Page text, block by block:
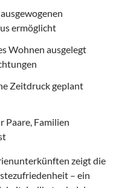
ermöglicht
Wohnen ausgelegt
Zeitdruck geplant
Paare, Familien
zeigt die
– ein